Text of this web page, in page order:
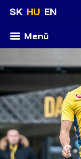
SK HU EN
Menü